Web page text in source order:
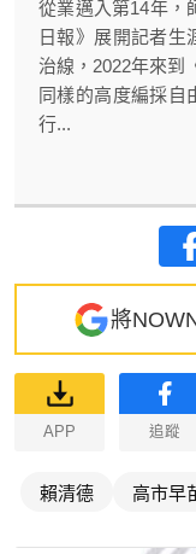
從業邁入第14年，
日報》展開記者生
治線，2022年來到
同樣的高度編採自
行...
將
APP 追蹤
賴清德 高市早